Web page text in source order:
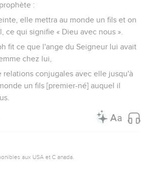
:
elle mettra au monde un fils et on
ce qui signifie « Dieu avec nous ».
fit ce que l'ange du Seigneur lui avait
chez lui,
relations conjugales avec elle jusqu'à
un fils [premier-né] auquel il
aux USA et C anada.